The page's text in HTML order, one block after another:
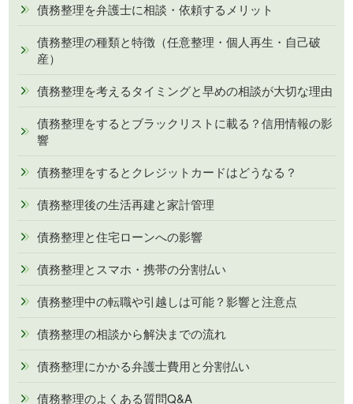
債務整理を弁護士に相談・依頼するメリット
債務整理の種類と特徴（任意整理・個人再生・自己破
産）
債務整理を考えるタイミングと早めの相談が大切な理由
債務整理をするとブラックリストに載る？信用情報の影
響
債務整理をするとクレジットカードはどうなる？
債務整理後の生活再建と家計管理
債務整理と住宅ローンへの影響
債務整理とスマホ・携帯の分割払い
債務整理中の転職や引越しは可能？影響と注意点
債務整理の相談から解決までの流れ
債務整理にかかる弁護士費用と分割払い
債務整理のよくある質問Q&A